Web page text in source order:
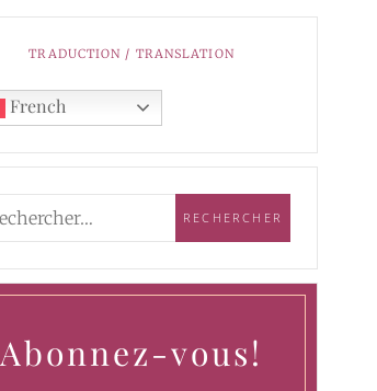
TRADUCTION / TRANSLATION
French
Abonnez-vous!